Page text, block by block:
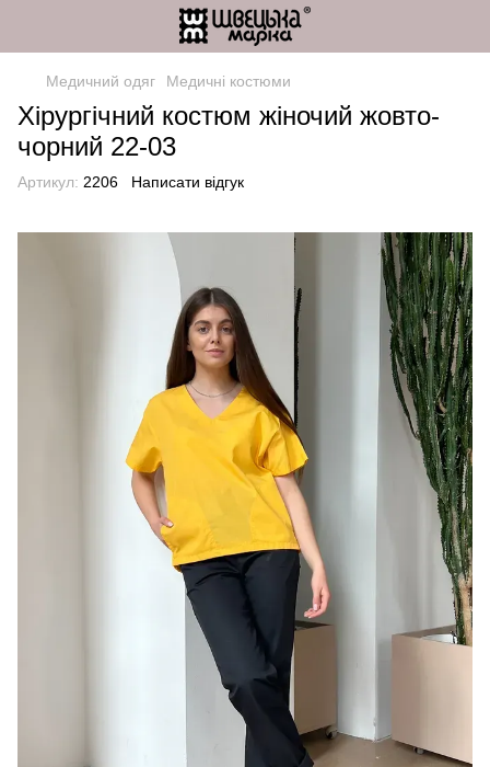
Медичний одяг Медичні костюми
Хірургічний костюм жіночий жовто-
чорний 22-03
Артикул: 2206 Написати відгук